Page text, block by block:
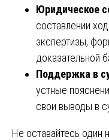
Юридическое
составлении
экспертизы,
доказательной
Поддержка в
устные
свои выводы в
Не оставайтесь один